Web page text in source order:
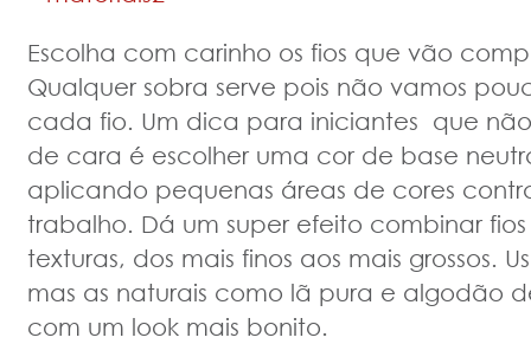
Escolha com carinho os fios que vão
Qualquer sobra serve pois não vamos
cada fio. Um dica para iniciantes que
de cara é escolher uma cor de base
aplicando pequenas áreas de cores
trabalho. Dá um super efeito combinar
texturas, dos mais finos aos mais grossos.
mas as naturais como lã pura e algodão
com um look mais bonito.